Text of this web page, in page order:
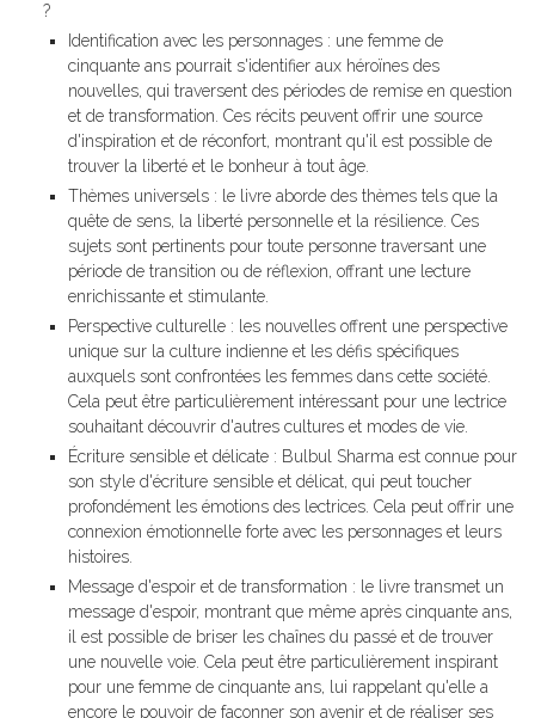
?
Identification avec les personnages : une femme de
cinquante ans pourrait s'identifier aux héroïnes des
nouvelles, qui traversent des périodes de remise en question
et de transformation. Ces récits peuvent offrir une source
d'inspiration et de réconfort, montrant qu'il est possible de
trouver la liberté et le bonheur à tout âge.
Thèmes universels : le livre aborde des thèmes tels que la
quête de sens, la liberté personnelle et la résilience. Ces
sujets sont pertinents pour toute personne traversant une
période de transition ou de réflexion, offrant une lecture
enrichissante et stimulante.
Perspective culturelle : les nouvelles offrent une perspective
unique sur la culture indienne et les défis spécifiques
auxquels sont confrontées les femmes dans cette société.
Cela peut être particulièrement intéressant pour une lectrice
souhaitant découvrir d'autres cultures et modes de vie.
Écriture sensible et délicate : Bulbul Sharma est connue pour
son style d'écriture sensible et délicat, qui peut toucher
profondément les émotions des lectrices. Cela peut offrir une
connexion émotionnelle forte avec les personnages et leurs
histoires.
Message d'espoir et de transformation : le livre transmet un
message d'espoir, montrant que même après cinquante ans,
il est possible de briser les chaînes du passé et de trouver
une nouvelle voie. Cela peut être particulièrement inspirant
pour une femme de cinquante ans, lui rappelant qu'elle a
encore le pouvoir de façonner son avenir et de réaliser ses